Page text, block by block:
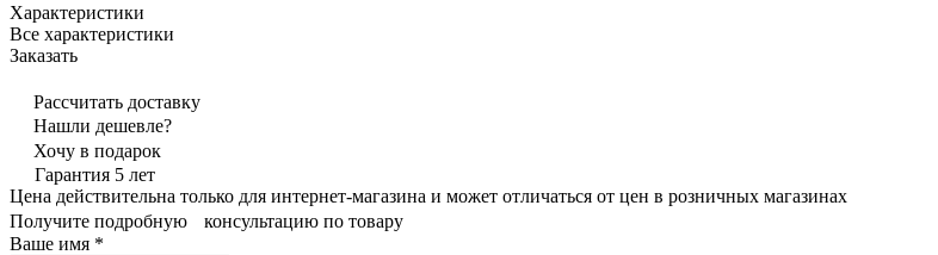
Характеристики
Все характеристики
Заказать
Рассчитать доставку
Нашли дешевле?
Хочу в подарок
Гарантия 5 лет
Цена действительна только для интернет-магазина и может отличаться от цен в розничных магазинах
Получите подробную консультацию по товару
Ваше имя *